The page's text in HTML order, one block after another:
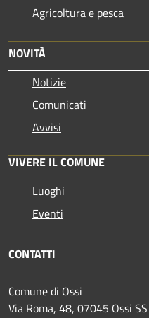
Agricoltura e pesca
NOVITÀ
Notizie
Comunicati
Avvisi
VIVERE IL COMUNE
Luoghi
Eventi
CONTATTI
Comune di Ossi
Via Roma, 48, 07045 Ossi SS